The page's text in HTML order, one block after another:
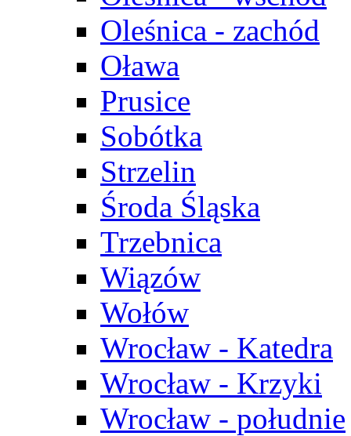
Oleśnica - zachód
Oława
Prusice
Sobótka
Strzelin
Środa Śląska
Trzebnica
Wiązów
Wołów
Wrocław - Katedra
Wrocław - Krzyki
Wrocław - południe